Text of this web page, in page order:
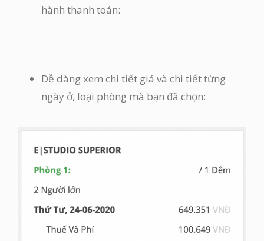
hành thanh toán:
Dễ dàng xem chi tiết giá và chi tiết từng
ngày ở, loại phòng mà bạn đã chọn: